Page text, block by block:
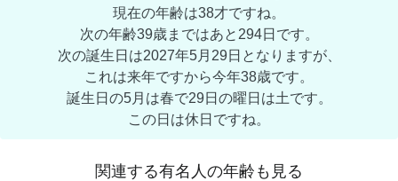
現在の年齢は38才ですね。
次の年齢39歳まではあと294日です。
次の誕生日は2027年5月29日となりますが、
これは来年ですから今年38歳です。
誕生日の5月は春で29日の曜日は土です。
この日は休日ですね。
関連する有名人の年齢も見る